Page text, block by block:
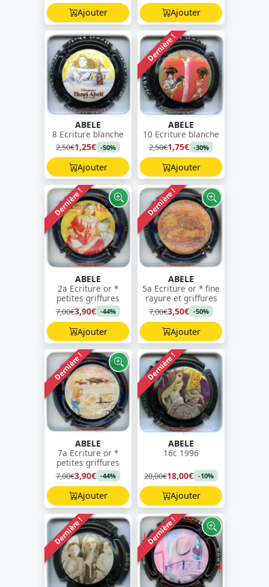
Ajouter
Ajouter
ABELE
8 Ecriture blanche
2,50€1,25€ -50%
Ajouter
Dernière !
ABELE
10 Ecriture blanche
2,50€1,75€ -30%
Ajouter
Dernière !
ABELE
2a Ecriture or *
petites griffures
7,00€3,90€ -44%
Ajouter
Dernière !
ABELE
5a Ecriture or * fine
rayure et griffures
7,00€3,50€ -50%
Ajouter
Dernière !
ABELE
7a Ecriture or *
petites griffures
7,00€3,90€ -44%
Ajouter
Dernière !
ABELE
16c 1996
20,00€18,00€ -10%
Ajouter
Dernière ! Dernière !